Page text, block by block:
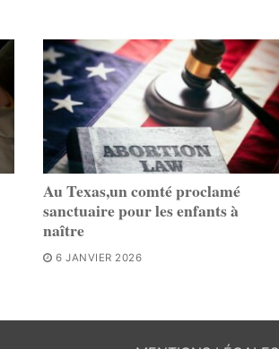
Au Texas,un comté proclamé
sanctuaire pour les enfants à
naître
6 JANVIER 2026